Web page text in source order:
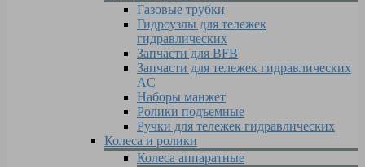
Газовые трубки
Гидроузлы для тележек
гидравлических
Запчасти для BFB
Запчасти для тележек гидравлических
AC
Наборы манжет
Ролики подъемные
Ручки для тележек гидравлических
Колеса и ролики
Колеса аппаратные